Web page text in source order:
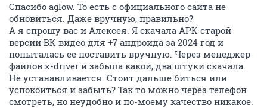
Спасибо aglow. То есть с официального сайта не
обновиться. Даже вручную, правильно?
А я спрошу вас и Алексея. Я скачала АРК старой
версии ВК видео для +7 андроида за 2024 год и
попыталась ее поставить вручную. Через менеджер
файлов x-driver и забыла какой, два штуки скачала.
Не устанавливается. Стоит дальше биться или
успокоиться и забыть? Так то можно через телефон
смотреть, но неудобно и по-моему качество никакое.